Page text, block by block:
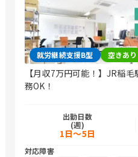
就労継続支援B型 空きあり
【月収7万円可能！】JR稲
務OK！
出勤日数
(週)
1日～5日
対応障害